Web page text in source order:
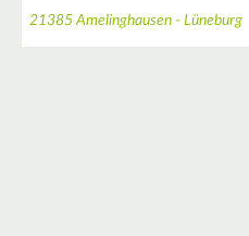
21385 Amelinghausen - Lüneburg